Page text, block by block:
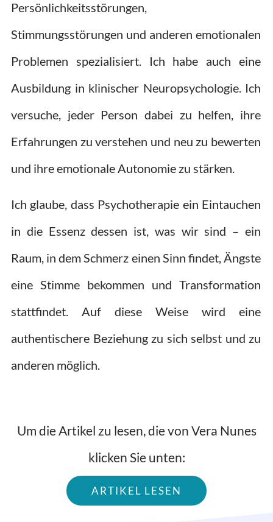
Persönlichkeitsstörungen,
Stimmungsstörungen und anderen emotionalen
Problemen spezialisiert. Ich habe auch eine
Ausbildung in klinischer Neuropsychologie. Ich
versuche, jeder Person dabei zu helfen, ihre
Erfahrungen zu verstehen und neu zu bewerten
und ihre emotionale Autonomie zu stärken.
Ich glaube, dass Psychotherapie ein Eintauchen
in die Essenz dessen ist, was wir sind – ein
Raum, in dem Schmerz einen Sinn findet, Ängste
eine Stimme bekommen und Transformation
stattfindet. Auf diese Weise wird eine
authentischere Beziehung zu sich selbst und zu
anderen möglich.
Um die Artikel zu lesen, die von Vera Nunes
klicken Sie unten:
ARTIKEL LESEN